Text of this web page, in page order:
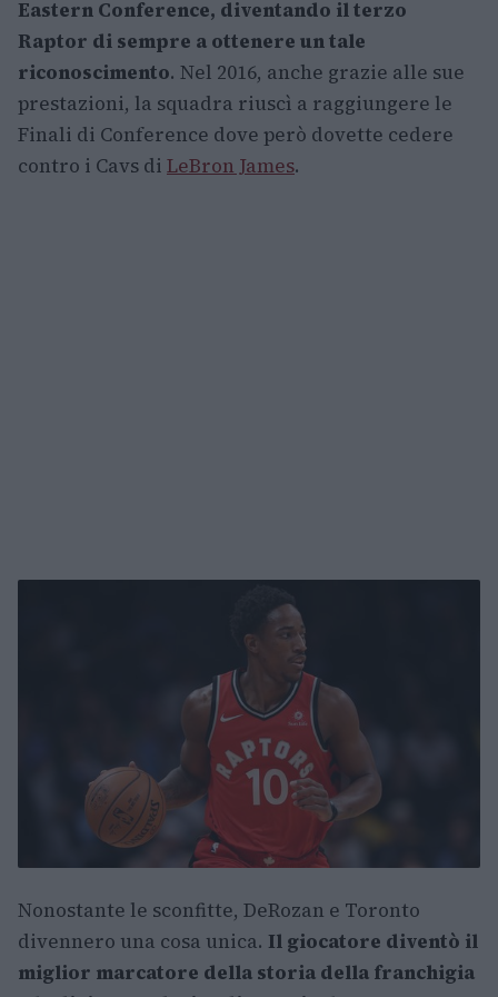
Eastern Conference, diventando il terzo
Raptor di sempre a ottenere un tale
riconoscimento. Nel 2016, anche grazie alle sue
prestazioni, la squadra riuscì a raggiungere le
Finali di Conference dove però dovette cedere
contro i Cavs di LeBron James.
Nonostante le sconfitte, DeRozan e Toronto
divennero una cosa unica. Il giocatore diventò il
miglior marcatore della storia della franchigia